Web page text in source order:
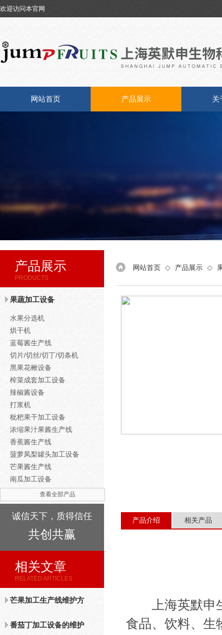
欢迎访问本官网
网站首页 产品展示 关
产品展示
PRODUCTS
果蔬加工设备
水果分选机
烘干机
蓝莓酱生产线
切片/切丝/切丁/切条机
黑果花楸设备
榨菜成套加工设备
辣椒酱设备
打浆机
枇杷果干加工设备
浓缩果汁果酱生产线
香蕉酱生产线
菠萝凤梨罐头加工设备
芒果酱生产线
南瓜加工设备
查看全部产品
诚信天下，质得信任
共创共赢
相关文章
RELATED ARTICLES
芒果加工生产线维护方
法
番茄丁加工设备的维护
网站首页 ◇ 产品展示 ◇
产品介绍 相关产品
上海英默申生
食品、饮料、生